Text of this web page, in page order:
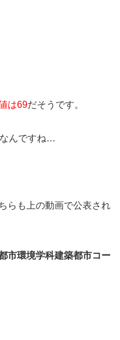
は69だそうです。
んですね…
らも上の動画で公表され
市環境学科建築都市コー